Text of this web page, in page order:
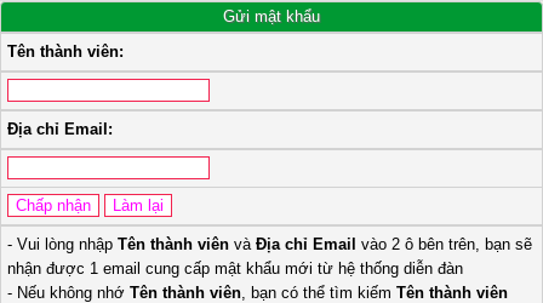
Gửi mật khẩu
Tên thành viên:
Địa chỉ Email:
- Vui lòng nhập Tên thành viên và Địa chỉ Email vào 2 ô bên trên, bạn sẽ
nhận được 1 email cung cấp mật khẩu mới từ hệ thống diễn đàn
- Nếu không nhớ Tên thành viên, bạn có thể tìm kiếm Tên thành viên